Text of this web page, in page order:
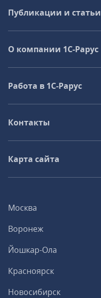
Москва
Воронеж
Йошкар-Ола
Красноярск
Новосибирск
Публикации и статьи
О компании 1C-Рарус
Работа в 1С‑Рарус
Контакты
Карта сайта